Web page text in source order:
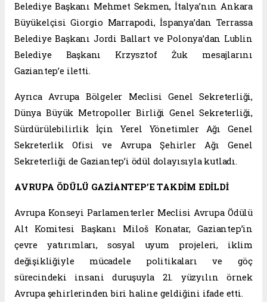
Belediye Başkanı Mehmet Sekmen, İtalya’nın Ankara
Büyükelçisi Giorgio Marrapodi, İspanya’dan Terrassa
Belediye Başkanı Jordi Ballart ve Polonya’dan Lublin
Belediye Başkanı Krzysztof Żuk mesajlarını
Gaziantep’e iletti.
Ayrıca Avrupa Bölgeler Meclisi Genel Sekreterliği,
Dünya Büyük Metropoller Birliği Genel Sekreterliği,
Sürdürülebilirlik İçin Yerel Yönetimler Ağı Genel
Sekreterlik Ofisi ve Avrupa Şehirler Ağı Genel
Sekreterliği de Gaziantep’i ödül dolayısıyla kutladı.
AVRUPA ÖDÜLÜ GAZİANTEP’E TAKDİM EDİLDİ
Avrupa Konseyi Parlamenterler Meclisi Avrupa Ödülü
Alt Komitesi Başkanı Miloš Konatar, Gaziantep’in
çevre yatırımları, sosyal uyum projeleri, iklim
değişikliğiyle mücadele politikaları ve göç
sürecindeki insani duruşuyla 21. yüzyılın örnek
Avrupa şehirlerinden biri haline geldiğini ifade etti.